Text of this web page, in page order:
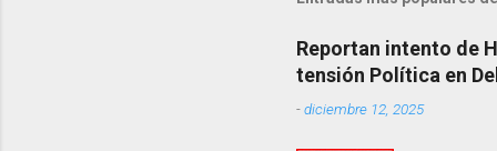
Reportan intento de
tensión Política en
-diciembre 12, 2025